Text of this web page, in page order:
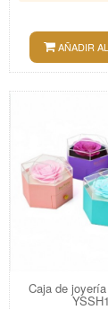
AÑADIR
Caja de